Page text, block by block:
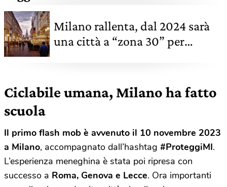
Milano rallenta, dal 2024 sarà
una città a “zona 30” per
Ciclabile umana, Milano ha fatto
scuola
Il primo flash mob è avvenuto il 10 novembre 2023
a Milano, accompagnato dall’hashtag #ProteggiMI.
L’esperienza meneghina è stata poi ripresa con
successo a Roma, Genova e Lecce. Ora importanti